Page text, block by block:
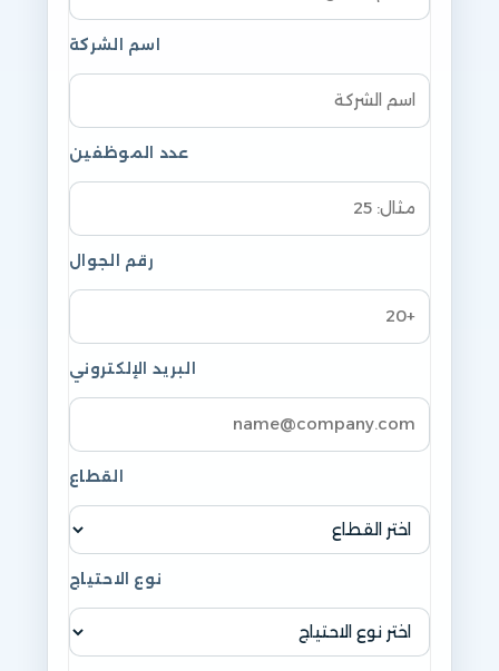
اسم الشركة
عدد الموظفين
رقم الجوال
البريد الإلكتروني
القطاع
نوع الاحتياج